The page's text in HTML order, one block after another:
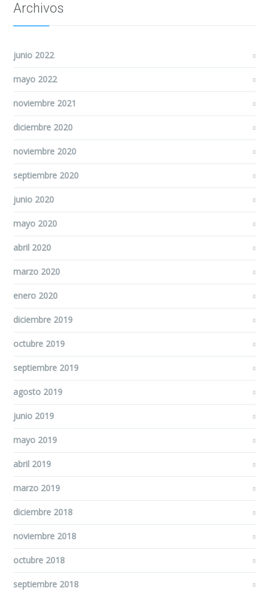
Archivos
junio 2022
mayo 2022
noviembre 2021
diciembre 2020
noviembre 2020
septiembre 2020
junio 2020
mayo 2020
abril 2020
marzo 2020
enero 2020
diciembre 2019
octubre 2019
septiembre 2019
agosto 2019
junio 2019
mayo 2019
abril 2019
marzo 2019
diciembre 2018
noviembre 2018
octubre 2018
septiembre 2018